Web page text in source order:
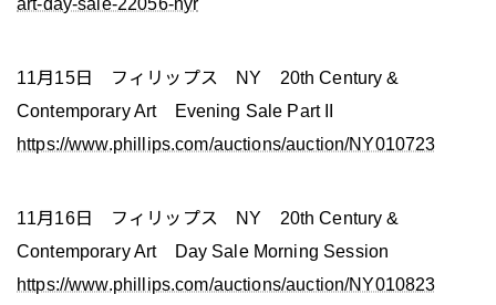
art-day-sale-22056-nyr
11月15日 フィリップス NY 20th Century &
Contemporary Art Evening Sale Part II
https://www.phillips.com/auctions/auction/NY010723
11月16日 フィリップス NY 20th Century &
Contemporary Art Day Sale Morning Session
https://www.phillips.com/auctions/auction/NY010823